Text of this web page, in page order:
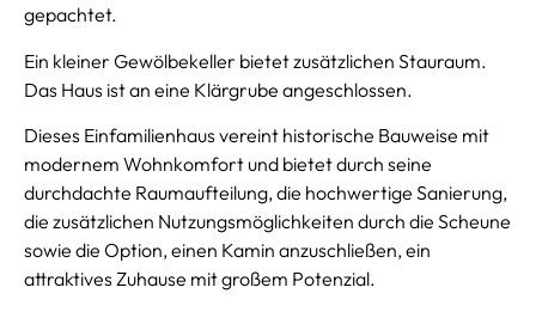
gepachtet.
Ein kleiner Gewölbekeller bietet zusätzlichen Stauraum.
Das Haus ist an eine Klärgrube angeschlossen.
Dieses Einfamilienhaus vereint historische Bauweise mit
modernem Wohnkomfort und bietet durch seine
durchdachte Raumaufteilung, die hochwertige Sanierung,
die zusätzlichen Nutzungsmöglichkeiten durch die Scheune
sowie die Option, einen Kamin anzuschließen, ein
attraktives Zuhause mit großem Potenzial.